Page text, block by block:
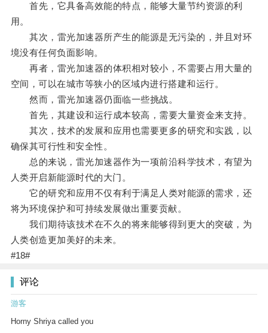
首先，它具备高效能的特点，能够大量节约资源的利
用。
其次，雷光加速器所产生的能源是无污染的，并且对环
境没有任何负面影响。
再者，雷光加速器的体积相对较小，不需要占用大量的
空间，可以在城市等狭小的区域内进行搭建和运行。
然而，雷光加速器仍面临一些挑战。
首先，其建设和运行成本较高，需要大量资金来支持。
其次，技术的发展和应用也需要更多的研究和实践，以
确保其可行性和安全性。
总的来说，雷光加速器作为一项前沿科学技术，有望为
人类开启新能源时代的大门。
它的研究和应用不仅有利于满足人类对能源的需求，还
将为环境保护和可持续发展做出重要贡献。
我们期待该技术在不久的将来能够得到更大的突破，为
人类创造更加美好的未来。
#18#
评论
游客
Horny Shriya called you